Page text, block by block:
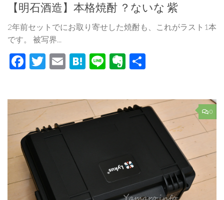
【明石酒造】本格焼酎 ？ないな 紫
2年前セットでにお取り寄せした焼酎も、これがラスト1本
です。 被写界...
Facebook
Twitter
EmailHatena
LineEvernote
0